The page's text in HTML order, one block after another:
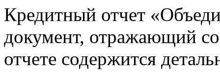
Кредитный отчет
документ, отражающий
отчете содержится